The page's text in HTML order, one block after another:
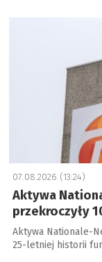
07.08.2026 (13:24)
Aktywa
przekroczyły
Aktywa Nationale-
25-letniej historii